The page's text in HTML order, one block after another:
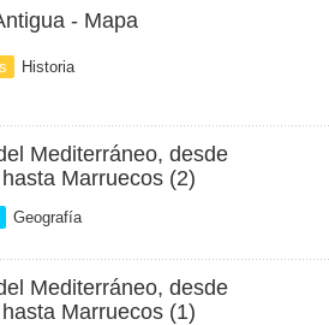
- Mapa
Historia
Mediterráneo, desde
Marruecos (2)
Geografía
Mediterráneo, desde
Marruecos (1)